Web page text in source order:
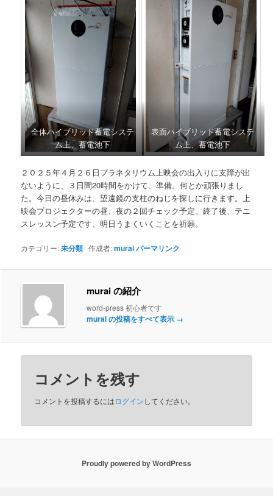
全体ハイブリッド蓄電システ
ム上、蓄電池下
表面ハイブリッド蓄電システ
ム上、蓄電池下
２０２５年４月２６日プラネタリウム上映会の出入りに支障が出
ないように、３日間20時間をかけて、準備。何とか頑張りまし
た。今日の昼休みは、望遠鏡の支柱のねじを探しに行きます。上
映会プロジェクターの昼、夜の２回チェック予定。終了後、テニ
スレッスン予定です、明日うまくいくことを祈願。
カテゴリー:未分類 作成者:muraiパーマリンク
murai の紹介
word-press 初心者です
murai の投稿をすべて表示 →
コメントを残す
コメントを投稿するにはログインしてください。
Proudly powered by WordPress